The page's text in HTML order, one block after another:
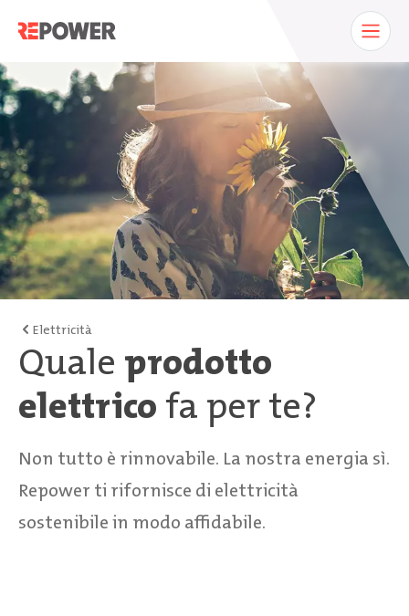
Elettricità
Quale prodotto
elettrico fa per te?
Non tutto è rinnovabile. La nostra energia sì.
Repower ti rifornisce di elettricità
sostenibile in modo affidabile.